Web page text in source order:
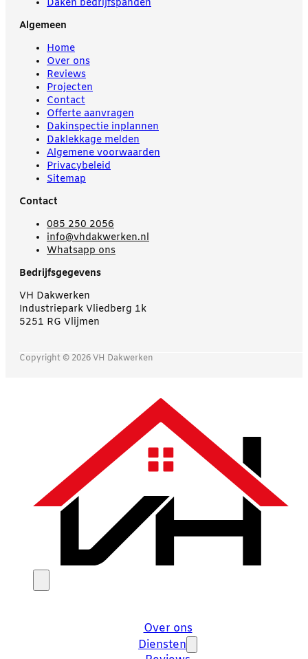
Daken bedrijfspanden
Algemeen
Home
Over ons
Reviews
Projecten
Contact
Offerte aanvragen
Dakinspectie inplannen
Daklekkage melden
Algemene voorwaarden
Privacybeleid
Sitemap
Contact
085 250 2056
info@vhdakwerken.nl
Whatsapp ons
Bedrijfsgegevens
VH Dakwerken
Industriepark Vliedberg 1k
5251 RG Vlijmen
Copyright © 2026 VH Dakwerken
Over ons
Diensten